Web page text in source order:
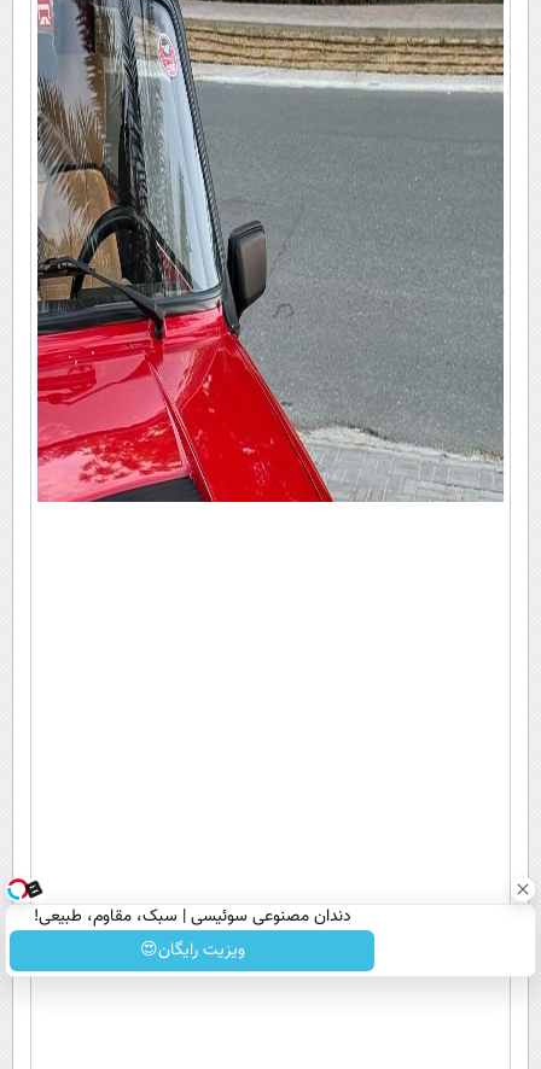
دندان مصنوعی سوئیسی | سبک، مقاوم، طبیعی!
ویزیت رایگان+پرداخت اقساطی😍
ویزیت رایگان😍